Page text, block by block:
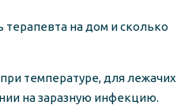
на дом и сколько
температуре, для лежачих
на заразную инфекцию.